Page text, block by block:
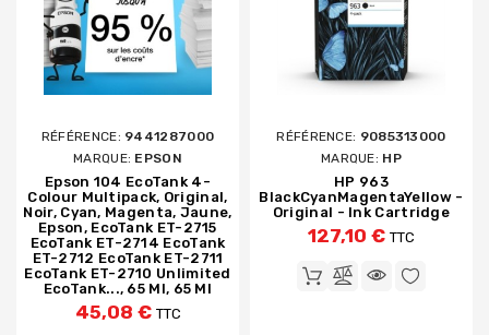
RÉFÉRENCE: 9441287000
MARQUE: EPSON
Epson 104 EcoTank 4-
Colour Multipack, Original,
Noir, Cyan, Magenta, Jaune,
Epson, EcoTank ET-2715
EcoTank ET-2714 EcoTank
ET-2712 EcoTank ET-2711
EcoTank ET-2710 Unlimited
EcoTank..., 65 Ml, 65 Ml
45,08 € TTC
RÉFÉRENCE: 9085313000
MARQUE: HP
HP 963
BlackCyanMagentaYellow -
Original - Ink Cartridge
127,10 € TTC